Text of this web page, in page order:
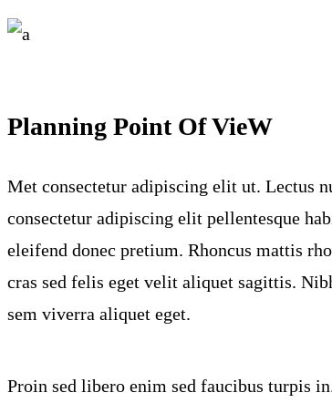
Planning Point Of VieW
Met consectetur adipiscing elit ut. Lectus
consectetur adipiscing elit pellentesque
eleifend donec pretium. Rhoncus mattis
cras sed felis eget velit aliquet sagittis.
sem viverra aliquet eget.
Proin sed libero enim sed faucibus turpis